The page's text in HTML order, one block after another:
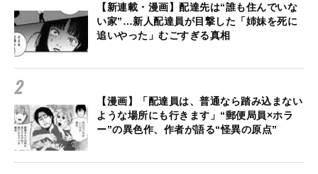
【新連載・漫画】配達先は“誰も住んでいな
い家”…新人配達員が目撃した「姉妹を死に
追いやった」むごすぎる真相
【漫画】「配達員は、普通なら踏み込まない
ような場所にも行きます」“郵便局員×ホラ
ー”の異色作、作者が語る“怪異の原点”